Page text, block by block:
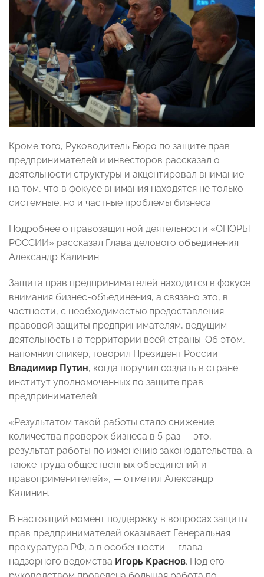
Кроме того, Руководитель Бюро по защите прав
предпринимателей и инвесторов рассказал о
деятельности структуры и акцентировал внимание
на том, что в фокусе внимания находятся не только
системные, но и частные проблемы бизнеса.
Подробнее о правозащитной деятельности «ОПОРЫ
РОССИИ» рассказал Глава делового объединения
Александр Калинин.
Защита прав предпринимателей находится в фокусе
внимания бизнес-объединения, а связано это, в
частности, с необходимостью предоставления
правовой защиты предпринимателям, ведущим
деятельность на территории всей страны. Об этом,
напомнил спикер, говорил Президент России
Владимир Путин, когда поручил создать в стране
институт уполномоченных по защите прав
предпринимателей.
«Результатом такой работы стало снижение
количества проверок бизнеса в 5 раз — это,
результат работы по изменению законодательства, а
также труда общественных объединений и
правоприменителей», — отметил Александр
Калинин.
В настоящий момент поддержку в вопросах защиты
прав предпринимателей оказывает Генеральная
прокуратура РФ, а в особенности — глава
надзорного ведомства Игорь Краснов. Под его